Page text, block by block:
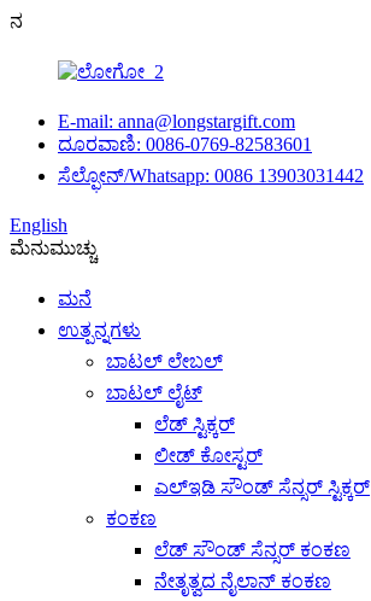
ನ
E-mail: anna@longstargift.com
ದೂರವಾಣಿ: 0086-0769-82583601
ಸೆಲ್ಫೋನ್/Whatsapp: 0086 13903031442
English
ಮೆನುಮುಚ್ಚು
ಮನೆ
ಉತ್ಪನ್ನಗಳು
ಬಾಟಲ್ ಲೇಬಲ್
ಬಾಟಲ್ ಲೈಟ್
ಲೆಡ್ ಸ್ಟಿಕ್ಕರ್
ಲೀಡ್ ಕೋಸ್ಟರ್
ಎಲ್ಇಡಿ ಸೌಂಡ್ ಸೆನ್ಸರ್ ಸ್ಟಿಕ್ಕರ್
ಕಂಕಣ
ಲೆಡ್ ಸೌಂಡ್ ಸೆನ್ಸರ್ ಕಂಕಣ
ನೇತೃತ್ವದ ನೈಲಾನ್ ಕಂಕಣ